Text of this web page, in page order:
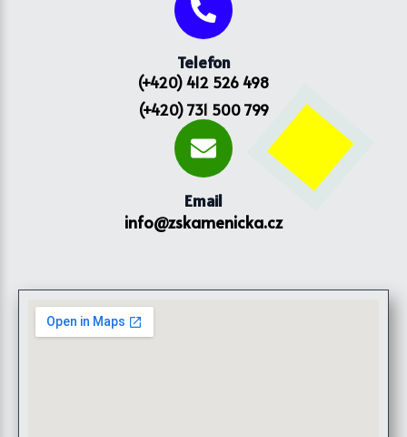
Telefon
(+420) 412 526 498
(+420) 731 500 799
Email
info@zskamenicka.cz